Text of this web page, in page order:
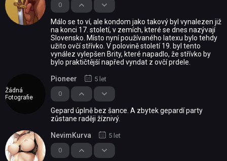
0
Málo se to ví, ale kondom jako takový byl vynalezen již
na konci 17. století, v zemích, které se dnes nazývají
Slovensko. Místo nyní používaného latexu bylo tehdy
užito ovčí střívko. V polovině století 19. byl tento
vynález vylepšen Brity, které napadlo, že střívko by
bylo praktičtější napřed vyndat z ovčí prdele.
Žádná
Fotografie
0
Pioneer 5 let
Gepard úplně bez šance. A zbytek gepardí party
zůstane raději žíznivý.
0
NevimKurva 5 let